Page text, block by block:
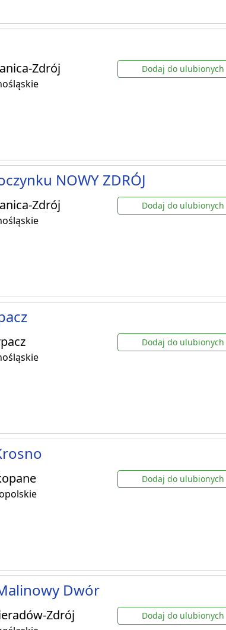
Zdrój Dodaj do ulubionych
NOWY ZDRÓJ
Zdrój Dodaj do ulubionych
Dodaj do ulubionych
Dodaj do ulubionych
Dwór
Zdrój Dodaj do ulubionych